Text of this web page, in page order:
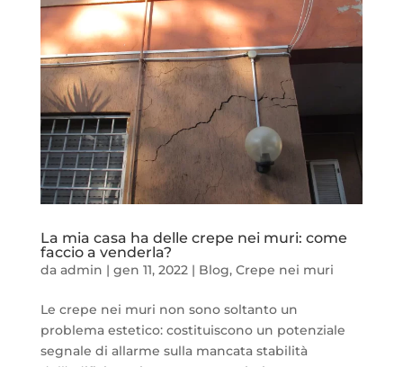
La mia casa ha delle crepe nei muri: come
faccio a venderla?
da admin | gen 11, 2022| Blog, Crepe nei muri
Le crepe nei muri non sono soltanto un
problema estetico: costituiscono un potenziale
segnale di allarme sulla mancata stabilità